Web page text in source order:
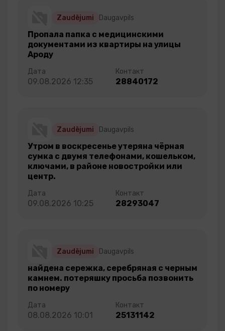
Zaudējumi Daugavpils
Пропала папка с медицинскими
документами из квартиры на улицы
Ароду
09.08.2026 12:35 28840172
Zaudējumi Daugavpils
Утром в воскресенье утеряна чёрная
сумка с двумя телефонами, кошельком,
ключами, в районе новостройки или
центр.
09.08.2026 10:25 28293047
Zaudējumi Daugavpils
найдена сережка, серебряная с черным
камнем. потеряшку просьба позвонить
по номеру
08.08.2026 10:01 25131142